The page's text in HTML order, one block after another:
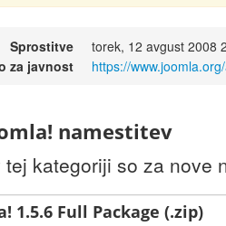
Sprostitve
torek, 12 avgust 2008
za javnost
https://
namestitev
tej kategoriji so za nove
1.5.6 Full Package (.zip)